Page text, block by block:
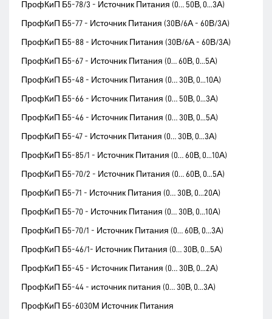
ПрофКиП Б5-78/3 - Источник Питания (0… 50В, 0...3А)
ПрофКиП Б5-77 - Источник Питания (30В/6А - 60В/3А)
ПрофКиП Б5-88 - Источник Питания (30В/6А - 60В/3А)
ПрофКиП Б5-67 - Источник Питания (0… 60В, 0...5А)
ПрофКиП Б5-48 - Источник Питания (0… 30В, 0...10А)
ПрофКиП Б5-66 - Источник Питания (0… 50В, 0...3А)
ПрофКиП Б5-46 - Источник Питания (0… 30В, 0...5А)
ПрофКиП Б5-47 - Источник Питания (0… 30В, 0...3А)
ПрофКиП Б5-85/1 - Источник Питания (0… 60В, 0...10А)
ПрофКиП Б5-70/2 - Источник Питания (0… 60В, 0...5А)
ПрофКиП Б5-71 - Источник Питания (0… 30В, 0...20А)
ПрофКиП Б5-70 - Источник Питания (0… 30В, 0...10А)
ПрофКиП Б5-70/1 - Источник Питания (0… 60В, 0...3А)
ПрофКиП Б5-46/1- Источник Питания (0… 30В, 0...5А)
ПрофКиП Б5-45 - Источник Питания (0… 30В, 0...2А)
ПрофКиП Б5-44 - источник питания (0… 30В, 0...3А)
ПрофКиП Б5-6030М Источник Питания